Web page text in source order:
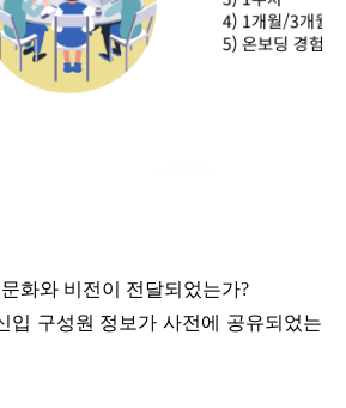
화와 비전이 전달되었는가?
입 구성원 정보가 사전에 공유되었는